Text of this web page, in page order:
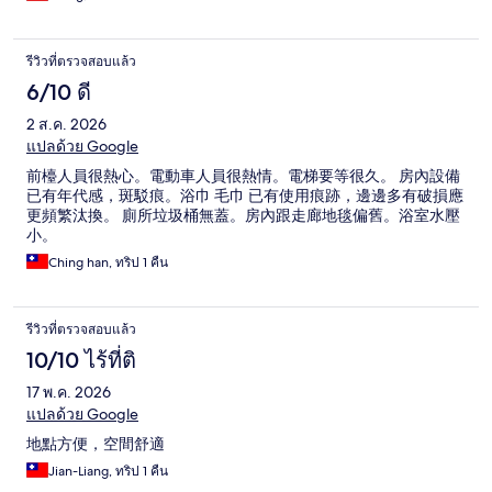
รีวิวที่ตรวจสอบแล้ว
6/10 ดี
2 ส.ค. 2026
แปลด้วย Google
前檯人員很熱心。電動車人員很熱情。電梯要等很久。 房內設備
已有年代感，斑駁痕。浴巾 毛巾 已有使用痕跡，邊邊多有破損應
更頻繁汰換。 廁所垃圾桶無蓋。房內跟走廊地毯偏舊。浴室水壓
小。
Ching han, ทริป 1 คืน
รีวิวที่ตรวจสอบแล้ว
10/10 ไร้ที่ติ
17 พ.ค. 2026
แปลด้วย Google
地點方便，空間舒適
Jian-Liang, ทริป 1 คืน